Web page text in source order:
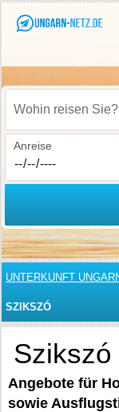
Wohin reisen Sie?
Anreise
UNTERKUNFT
SZIKSZÓ
Szikszó
Angebote für
sowie